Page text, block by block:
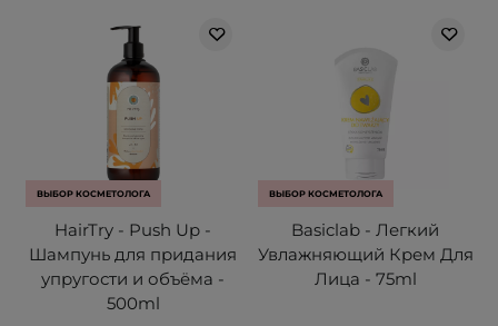
ВЫБОР КОСМЕТОЛОГА
HairTry - Push Up -
Шампунь для придания
упругости и объёма -
500ml
ВЫБОР КОСМЕТОЛОГА
Basiclab - Легкий
Увлажняющий Крем Для
Лица - 75ml